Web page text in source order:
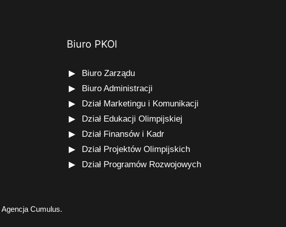
Biuro PKOl
Biuro Zarządu
Biuro Administracji
Dział Marketingu i Komunikacji
Dział Edukacji Olimpijskiej
Dział Finansów i Kadr
Dział Projektów Olimpijskich
Dział Programów Rozwojowych
Agencja Cumulus.